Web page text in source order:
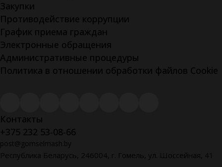
Закупки
Противодействие коррупции
График приема граждан
Электронные обращения
Административные процедуры
Политика в отношении обработки файлов Cookie
Контакты
+375 232 53-08-66
post@gomselmash.by
Республика Беларусь, 246004, г. Гомель, ул. Шоссейная, 41